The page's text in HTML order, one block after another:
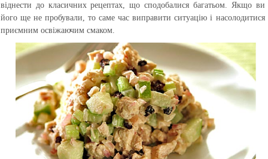
віднести до класичних рецептах, що сподобалися багатьом. Якщо ви
його ще не пробували, то саме час виправити ситуацію і насолодитися
приємним освіжаючим смаком.